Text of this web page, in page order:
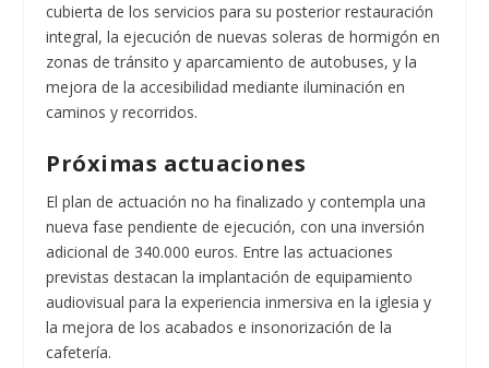
cubierta de los servicios para su posterior restauración
integral, la ejecución de nuevas soleras de hormigón en
zonas de tránsito y aparcamiento de autobuses, y la
mejora de la accesibilidad mediante iluminación en
caminos y recorridos.
Próximas actuaciones
El plan de actuación no ha finalizado y contempla una
nueva fase pendiente de ejecución, con una inversión
adicional de 340.000 euros. Entre las actuaciones
previstas destacan la implantación de equipamiento
audiovisual para la experiencia inmersiva en la iglesia y
la mejora de los acabados e insonorización de la
cafetería.